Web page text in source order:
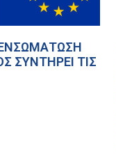
ΣΥΝΤΗΡΕΙ ΤΙΣ